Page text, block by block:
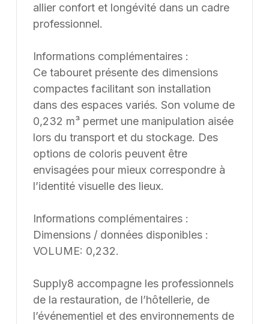
allier confort et longévité dans un cadre
professionnel.
Informations complémentaires :
Ce tabouret présente des dimensions
compactes facilitant son installation
dans des espaces variés. Son volume de
0,232 m³ permet une manipulation aisée
lors du transport et du stockage. Des
options de coloris peuvent être
envisagées pour mieux correspondre à
l’identité visuelle des lieux.
Informations complémentaires :
Dimensions / données disponibles :
VOLUME: 0,232.
Supply8 accompagne les professionnels
de la restauration, de l’hôtellerie, de
l’événementiel et des environnements de